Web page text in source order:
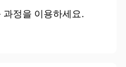
과정을 이용하세요.